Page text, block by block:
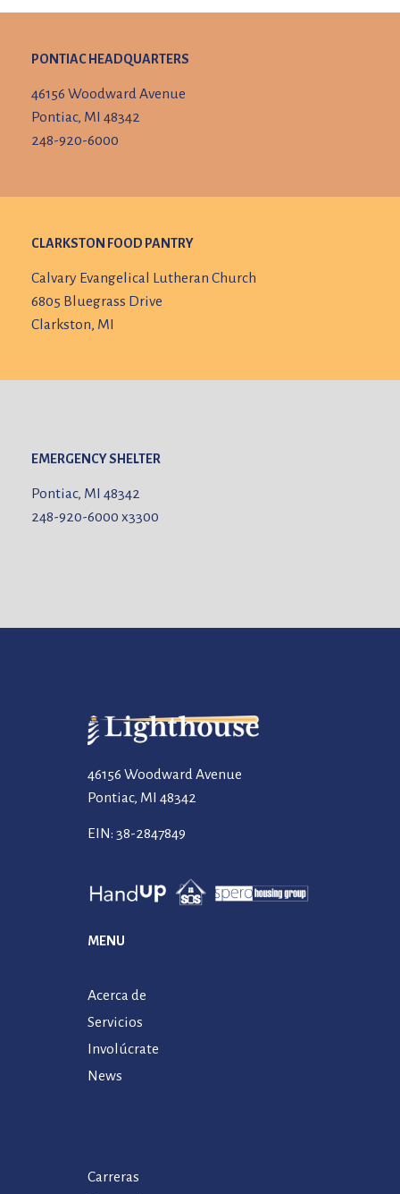
PONTIAC HEADQUARTERS
46156 Woodward Avenue
Pontiac, MI 48342
248-920-6000
CLARKSTON FOOD PANTRY
Calvary Evangelical Lutheran Church
6805 Bluegrass Drive
Clarkston, MI
EMERGENCY SHELTER
Pontiac, MI 48342
248-920-6000x3300
46156 Woodward Avenue
Pontiac, MI 48342
EIN: 38-2847849
MENU
Acerca de
Servicios
Involúcrate
News
Carreras